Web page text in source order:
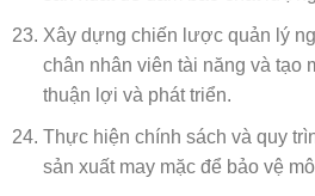
Xây dựng chiến lược quản lý
chân nhân viên tài năng và tạo
thuận lợi và phát triển.
Thực hiện chính sách và quy
sản xuất may mặc để bảo vệ